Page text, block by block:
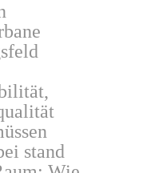
stand